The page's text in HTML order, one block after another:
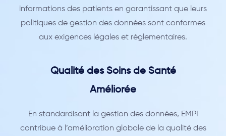
informations des patients en garantissant que leurs
politiques de gestion des données sont conformes
aux exigences légales et réglementaires.
Qualité des Soins de Santé
Améliorée
En standardisant la gestion des données, EMPI
contribue à l’amélioration globale de la qualité des